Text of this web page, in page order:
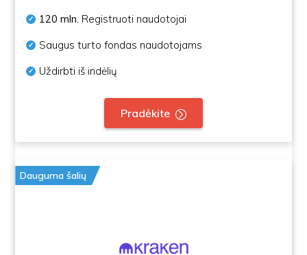
120 mln. Registruoti naudotojai
Saugus turto fondas naudotojams
Uždirbti iš indėlių
Pradėkite
Dauguma šalių